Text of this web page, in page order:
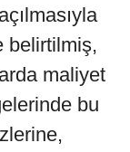
belirtilmiş,
maliyet
bu